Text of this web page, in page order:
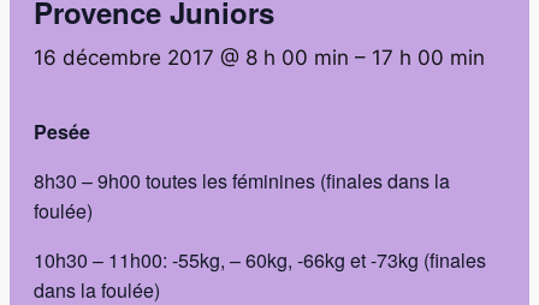
Provence Juniors
16 décembre 2017 @ 8 h 00 min – 17 h 00 min
Pesée
8h30 – 9h00 toutes les féminines (finales dans la
foulée)
10h30 – 11h00: -55kg, – 60kg, -66kg et -73kg (finales
dans la foulée)